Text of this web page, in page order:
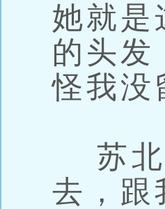
她就是
的头发
怪我没
苏北
去，跟